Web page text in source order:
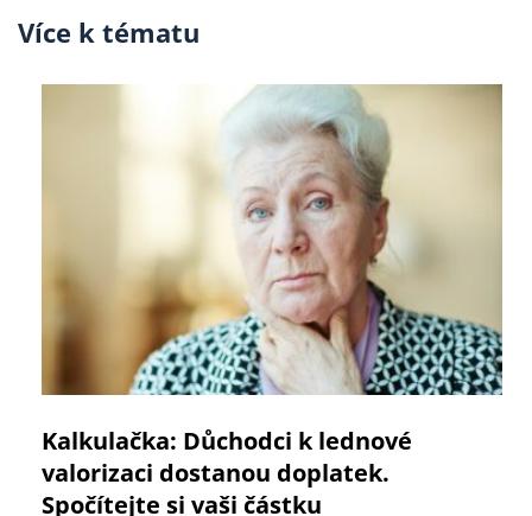
Více k tématu
Kalkulačka: Důchodci k lednové
valorizaci dostanou doplatek.
Spočítejte si vaši částku